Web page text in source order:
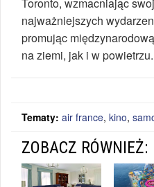
Toronto, wzmacniając
najważniejszych
promując
na ziemi, jak i w powietrzu.
Tematy: air france, kino,
ZOBACZ RÓWNIEŻ: